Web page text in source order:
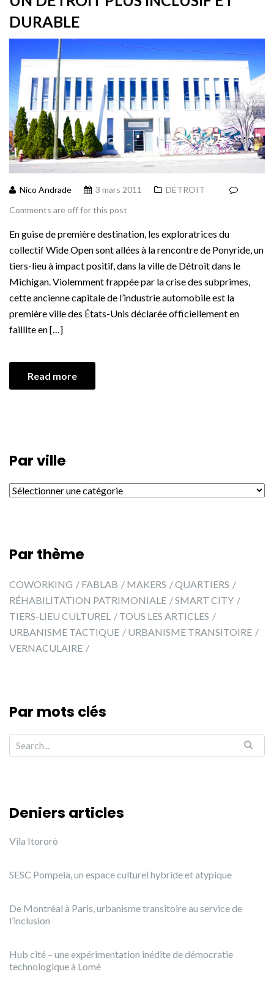
DURABLE
Nico Andrade 3 mars 2011
DÉTROIT
Comments are off for this post
En guise de première destination, les exploratrices du
collectif Wide Open sont allées à la rencontre de Ponyride, un
tiers-lieu à impact positif, dans la ville de Détroit dans le
Michigan. Violemment frappée par la crise des subprimes,
cette ancienne capitale de l’industrie automobile est la
première ville des États-Unis déclarée officiellement en
faillite en […]
Read more
Par ville
Par ville
Par thème
COWORKING FABLAB MAKERS
QUARTIERS
RÉHABILITATION PATRIMONIALE
SMART CITY
TIERS-LIEU CULTUREL
TOUS LES ARTICLES
URBANISME TACTIQUE
URBANISME TRANSITOIRE
VERNACULAIRE
Par mots clés
Deniers articles
Vila Itororó
SESC Pompeia, un espace culturel hybride et atypique
De Montréal à Paris, urbanisme transitoire au service de
l’inclusion
Hub cité – une expérimentation inédite de démocratie
technologique à Lomé